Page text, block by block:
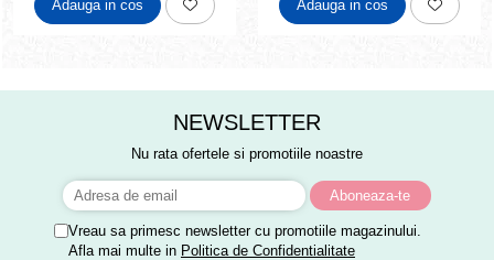
Adauga in cos Adauga in cos
NEWSLETTER
Nu rata ofertele si promotiile noastre
Vreau sa primesc newsletter cu promotiile magazinului.
Afla mai multe in Politica de Confidentialitate